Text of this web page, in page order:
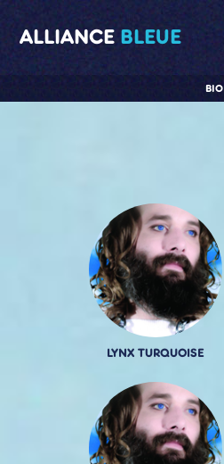
ALLIANCE BLEUE
BIO
LYNX TURQUOISE